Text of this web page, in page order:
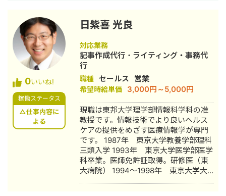
というYouTubeチャンネルの運用をし
ています。 https://www.doctor-
voice.com/ 今まで下記の案件に携わっ
てきました。 【マーケティング支援】
・テレビ広告運用/広告によるDL数・売
上の効果測定（WEBサービス） ・テレ
ビ広告運用/ニコニコ動画内番組運営
（WEBサービス） ・交通広告(新橋・
東京・新宿・有楽町・大阪・名古屋に
て展開)/駅前でのイベント実施・運営
（WEBサービス） ・テレビス広告、
web記事型広告、SNS広告運用/グルー
プインタビュー/定量調査(医療機器) ・
メール配信最適化(通信キャリア) ・売
上時系列解析(調査会社) ・アンケート
データ解析(調査会社) 【コンサルティ
ング】 ・離脱者要因解析(WEBサービ
0いいね!
稼働ステータス
△仕事内容に
よる
日紫喜 光良
対応業務
記事作成代行・ライティング・事務代
行
職種 セールス 営業
希望時給単価 3,000円～5,000円
現職は東邦大学理学部情報科学科の准
教授です。情報技術でより良いヘルス
ケアの提供をめざす医療情報学が専門
です。 1987年 東京大学教養学部理科
三類入学 1993年 東京大学医学部医学
科卒業。医師免許証取得。研修医（東
大病院） 1994～1998年 東京大学大